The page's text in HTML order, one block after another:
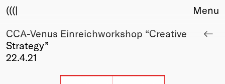
(((|
About
Club
Award
Menu
CCA-Venus Einreichworkshop “Creative
Strategy”
22.4.21